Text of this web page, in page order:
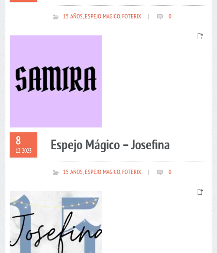
15 AÑOS,ESPEJO MAGICO,FOTERIX 0
8
12 2023 Espejo Mágico – Josefina
15 AÑOS,ESPEJO MAGICO,FOTERIX 0